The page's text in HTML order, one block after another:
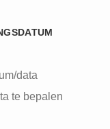
data
te bepalen